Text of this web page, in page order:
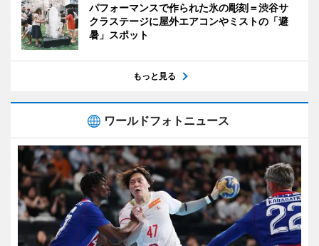
パフォーマンスで作られた氷の彫刻＝渋谷サ
クラステージに屋外エアコンやミストの「避
暑」スポット
もっと見る
ワールドフォトニュース